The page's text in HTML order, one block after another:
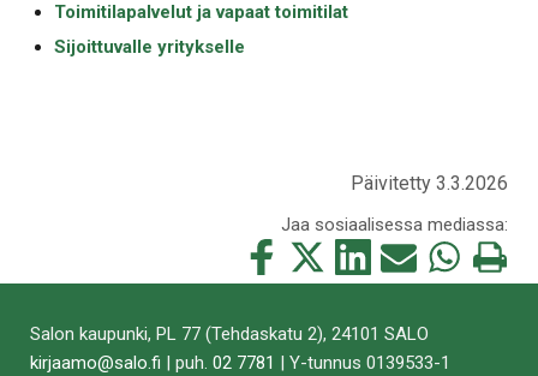
Toimitilapalvelut ja vapaat toimitilat
Sijoittuvalle yritykselle
Päivitetty 3.3.2026
Jaa sosiaalisessa mediassa:
Jaa
tämä
Jaa
tämä
Jaa
tämä
Jaa
tämä
Jaa
tämä
Tulosta
tämä
Salon kaupunki, PL 77 (Tehdaskatu 2), 24101 SALO
kirjaamo@salo.fi | puh. 02 7781 | Y-tunnus 0139533-1